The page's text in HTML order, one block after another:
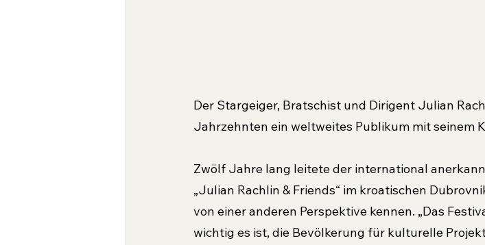
Der Stargeiger, Bratschist und Dirigent Julian
Jahrzehnten ein weltweites Publikum mit seinem
Zwölf Jahre lang leitete der international
„Julian Rachlin & Friends“ im kroatischen
von einer anderen Perspektive kennen. „Das
wichtig es ist, die Bevölkerung für kulturelle